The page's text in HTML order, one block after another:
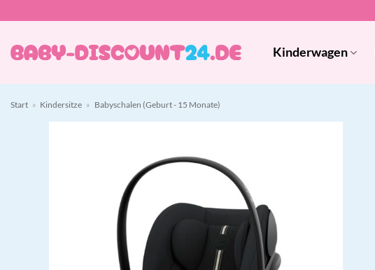
springen
Kinderwagen
Start » Kindersitze » Babyschalen (Geburt - 15 Monate)